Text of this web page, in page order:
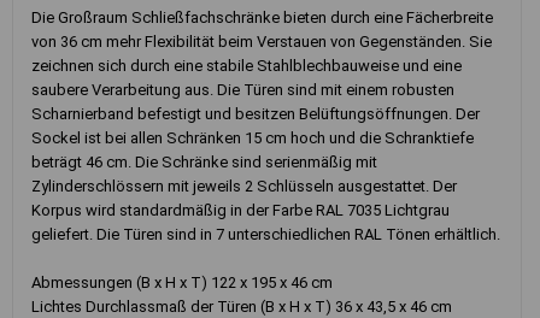
Die Großraum Schließfachschränke bieten durch eine Fächerbreite
von 36 cm mehr Flexibilität beim Verstauen von Gegenständen. Sie
zeichnen sich durch eine stabile Stahlblechbauweise und eine
saubere Verarbeitung aus. Die Türen sind mit einem robusten
Scharnierband befestigt und besitzen Belüftungsöffnungen. Der
Sockel ist bei allen Schränken 15 cm hoch und die Schranktiefe
beträgt 46 cm. Die Schränke sind serienmäßig mit
Zylinderschlössern mit jeweils 2 Schlüsseln ausgestattet. Der
Korpus wird standardmäßig in der Farbe RAL 7035 Lichtgrau
geliefert. Die Türen sind in 7 unterschiedlichen RAL Tönen erhältlich.
Abmessungen (B x H x T) 122 x 195 x 46 cm
Lichtes Durchlassmaß der Türen (B x H x T) 36 x 43,5 x 46 cm